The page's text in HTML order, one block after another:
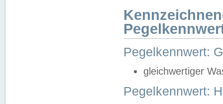
Pegelkennwert:
gleichwertiger
Pegelkennwert: